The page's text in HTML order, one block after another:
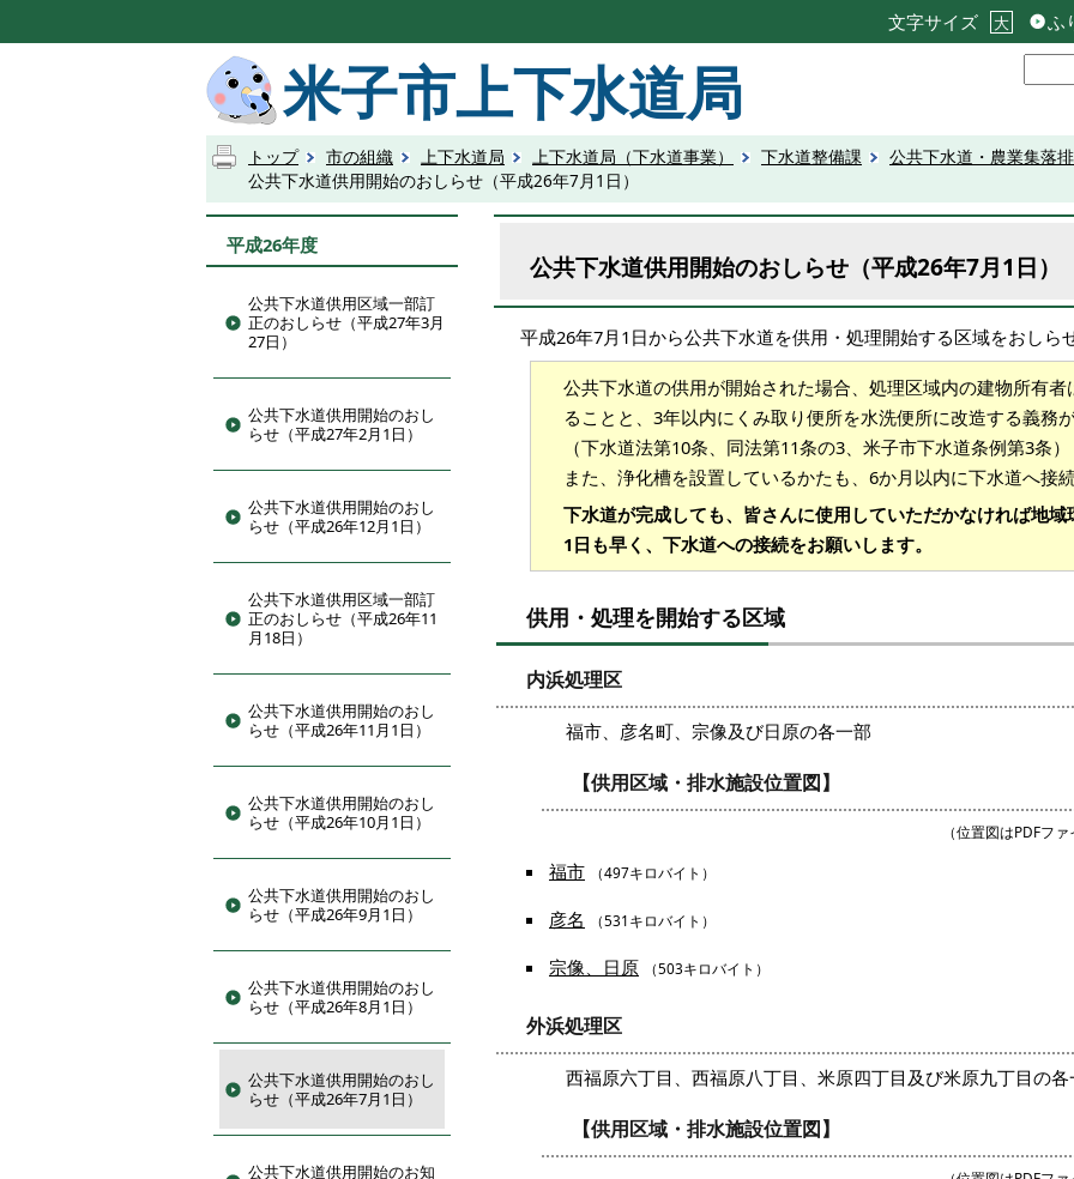
文字サイズ 大 ふ
米子市上下水道局
トップ 市の組織 上下水道局 上下水道局（下水道事業） 下水道整備課 公共下水道・農業集落
公共下水道供用開始のおしらせ（平成26年7月1日）
平成26年度
公共下水道供用区域一部訂
正のおしらせ（平成27年3月
27日）
公共下水道供用開始のおし
らせ（平成27年2月1日）
公共下水道供用開始のおし
らせ（平成26年12月1日）
公共下水道供用区域一部訂
正のおしらせ（平成26年11
月18日）
公共下水道供用開始のおし
らせ（平成26年11月1日）
公共下水道供用開始のおし
らせ（平成26年10月1日）
公共下水道供用開始のおし
らせ（平成26年9月1日）
公共下水道供用開始のおし
らせ（平成26年8月1日）
公共下水道供用開始のおし
らせ（平成26年7月1日）
公共下水道供用開始のお知
公共下水道供用開始のおしらせ（平成26年7月1日）
平成26年7月1日から公共下水道を供用・処理開始する区域をおしら
公共下水道の供用が開始された場合、処理区域内の建物所有
ることと、3年以内にくみ取り便所を水洗便所に改造する義務が
（下水道法第10条、同法第11条の3、米子市下水道条例第3条）
また、浄化槽を設置しているかたも、6か月以内に下水道へ接
下水道が完成しても、皆さんに使用していただかなければ地域
1日も早く、下水道への接続をお願いします。
供用・処理を開始する区域
内浜処理区
福市、彦名町、宗像及び日原の各一部
【供用区域・排水施設位置図】
（位置図はPDFフ
福市 （497キロバイト）
彦名 （531キロバイト）
宗像、日原 （503キロバイト）
外浜処理区
西福原六丁目、西福原八丁目、米原四丁目及び米原九丁目の各
【供用区域・排水施設位置図】